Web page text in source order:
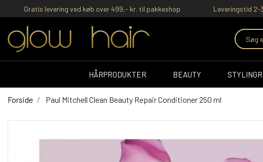
Gratis levering ved køb over 499,- kr. til pakkeshop Leveringstid 2-
HÅRPRODUKTER BEAUTY
Forside Paul Mitchell Clean Beauty Repair Conditioner 250 ml